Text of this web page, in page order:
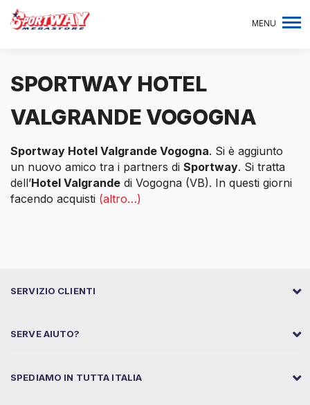
MENU
SPORTWAY HOTEL
VALGRANDE VOGOGNA
Sportway Hotel Valgrande Vogogna. Si è aggiunto
un nuovo amico tra i partners di Sportway. Si tratta
dell’Hotel Valgrande di Vogogna (VB). In questi giorni
facendo acquisti (altro…)
SERVIZIO CLIENTI
SERVE AIUTO?
SPEDIAMO IN TUTTA ITALIA